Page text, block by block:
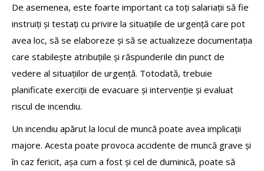
De asemenea, este foarte important ca toți salariații să fie
instruiți și testați cu privire la situațiile de urgență care pot
avea loc, să se elaboreze și să se actualizeze documentația
care stabilește atribuțiile și răspunderile din punct de
vedere al situațiilor de urgență. Totodată, trebuie
planificate exerciții de evacuare și intervenție și evaluat
riscul de incendiu.
Un incendiu apărut la locul de muncă poate avea implicații
majore. Acesta poate provoca accidente de muncă grave și
în caz fericit, așa cum a fost și cel de duminică, poate să